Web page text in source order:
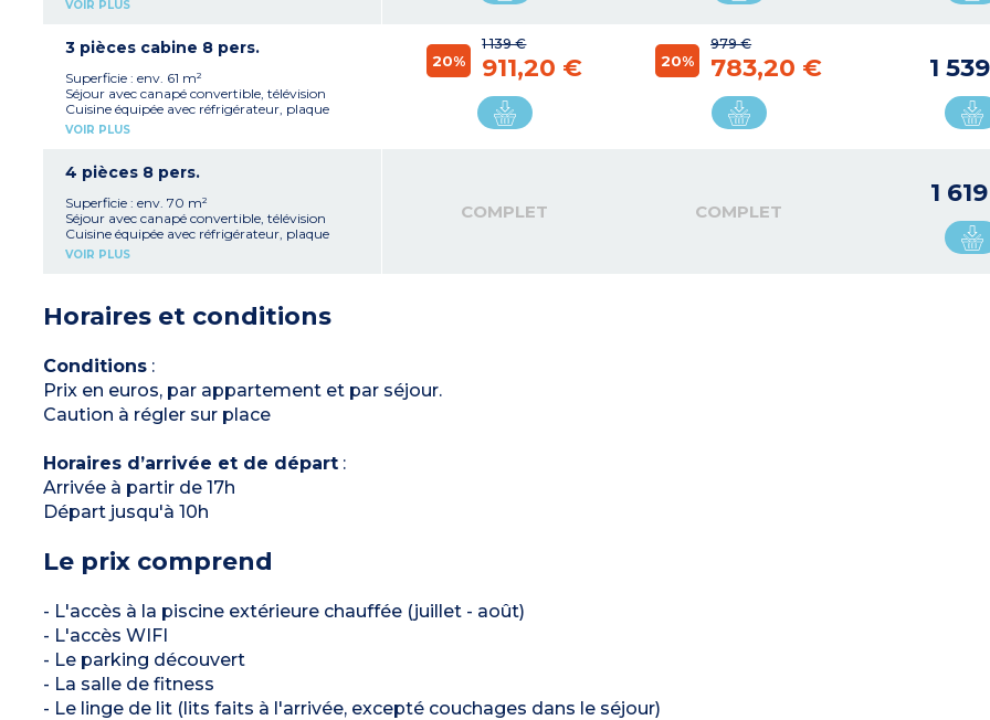
1 chambre avec 2 lits simples ou 1 lit double
1 ou 2 salles d'eau avec baignoire ou douche,
lavabo
WC
Balcon
VOIR PLUS
3 pièces cabine 8 pers.
Superficie : env. 61 m²
Séjour avec canapé convertible, télévision
Cuisine équipée avec réfrigérateur, plaque
cuisson 4 feux, lave-vaisselle, cafetière à
1 chambre avec 2 lits simples
Cabine avec 2 lits simples superposés
2 salles d'eau avec baignoire ou douche, lavabo,
WC
Balcon
VOIR PLUS
1 139 €
20% 911,20 €
979 €
20% 783,20 € 1
4 pièces 8 pers.
Superficie : env. 70 m²
Séjour avec canapé convertible, télévision
Cuisine équipée avec réfrigérateur, plaque
cuisson 4 feux, lave-vaisselle, cafetière à
2 salles d'eau avec baignoire ou douche, lavabo
2 WC
VOIR PLUS
COMPLET COMPLET
1
Horaires et conditions
Conditions:
Prix en euros, par appartement et par séjour.
Caution à régler sur place
Horaires d’arrivée et de départ:
Arrivée à partir de 17h
Départ jusqu'à 10h
Le prix comprend
- L'accès à la piscine extérieure chauffée (juillet - août)
- L'accès WIFI
- Le parking découvert
- La salle de fitness
- Le linge de lit (lits faits à l'arrivée, excepté couchages dans le séjour)